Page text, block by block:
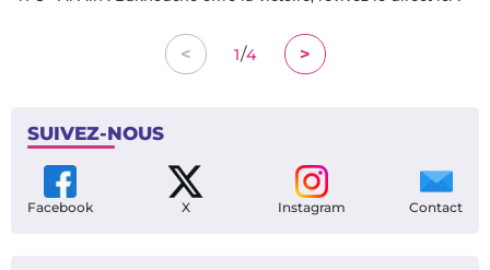
< 1/4 >
SUIVEZ-NOUS
Facebook X Instagram Contact